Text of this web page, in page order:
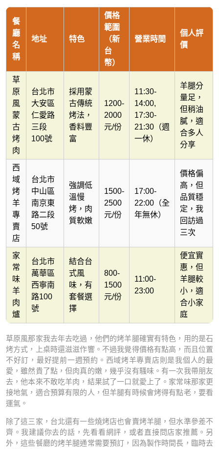
餐
廳
名
稱
地址 特色
價格
範圍
（新
台
幣）
營業時間
個人評
價
草
原
風
蒙
古
烤
肉
台北市
大安區
仁愛路
三段
100號
採用蒙
古傳統
烤法，
香料豐
富
1200-
2000
元/份
11:30-
14:00,
17:30-
21:30（週
一休）
羊腿分
量足，
但稍油
膩，適
合多人
分享
西
域
烤
羊
專
賣
店
台北市
中山區
南京東
路二段
50號
強調低
溫慢
烤，肉
質軟嫩
1500-
2500
元/份
17:00-
22:00（全
年無休）
價格偏
高，但
品質穩
定，我
回訪過
三次
家
常
味
羊
肉
爐
台北市
萬華區
西寧南
路100
號
結合台
式風
味，有
套餐選
擇
800-
1500
元/份
11:00-
23:00
便宜實
惠，但
羊腿較
小，適
合小家
庭
草原風那家我去年去吃過，他們的烤羊腿確實有特色，用的是石
烤方式，上桌時還滋滋作響。不過我覺得價格有點高，而且位置
不好訂，最好提前一週預約。西域烤羊專賣店則是我個人的最
愛，雖然貴了點，但肉真的嫩，幾乎沒有騷味。有一次我帶朋友
去，他本來不敢吃羊肉，結果試了一口就愛上了。家常味那家更
接地氣，適合預算有限的人，但羊腿有時候會烤得有點老，要看
運氣。
除了這三家，台北還有一些燒烤店也會賣烤羊腿，但水準參差不
齊。我建議你去的話，先看看網評，或者直接問店家推薦。另
外，這些餐廳的烤羊腿通常需要預訂，因為製作時間長，臨時去